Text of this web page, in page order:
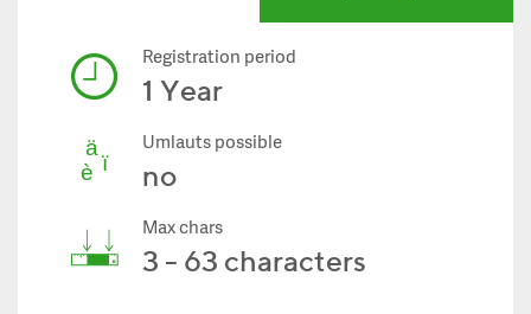
Registration period
1 Year
Umlauts possible
no
Max chars
3 - 63 characters